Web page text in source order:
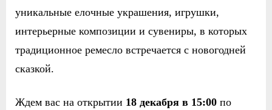
уникальные елочные украшения, игрушки,
интерьерные композиции и сувениры, в которых
традиционное ремесло встречается с новогодней
сказкой.
Ждем вас на открытии 18 декабря в 15:00 по